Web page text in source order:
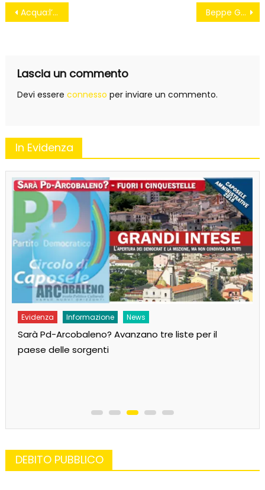
Navigazione
Acqua:l’ATO denuncia la Puglia Beppe Grillo for Dummies
Lascia un commento
Devi essere connesso per inviare un commento.
In Evidenza
Evidenza Informazione News
Sarà Pd-Arcobaleno? Avanzano tre liste per il
paese delle sorgenti
DEBITO PUBBLICO